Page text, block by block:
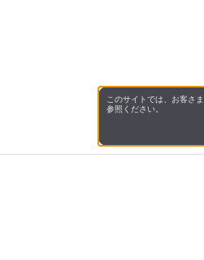
このサイトでは、お客さ
参照ください。